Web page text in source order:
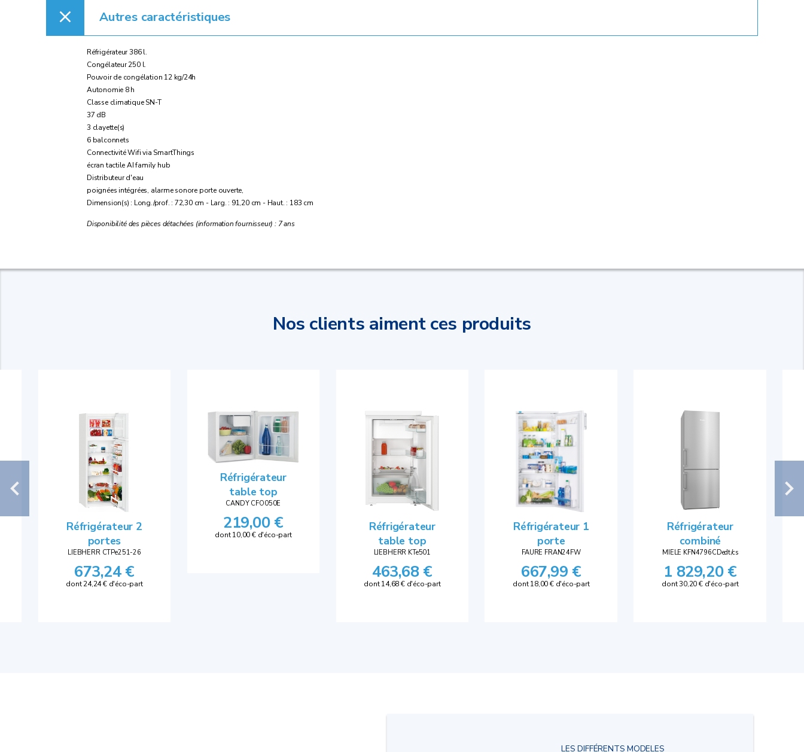
Autres caractéristiques
Réfrigérateur 386 l.
Congélateur 250 l.
Pouvoir de congélation 12 kg/24h
Autonomie 8 h
Classe climatique SN-T
37 dB
3 clayette(s)
6 balconnets
Connectivité Wifi via SmartThings
écran tactile AI family hub
Distributeur d'eau
poignées intégrées, alarme sonore porte ouverte,
Dimension(s) : Long./prof. : 72,30 cm - Larg. : 91,20 cm - Haut. : 183 cm
Disponibilité des pièces détachées (information fournisseur) : 7 ans
Nos clients aiment ces produits
Réfrigérateur 2
portes
LIEBHERR CTPe251-26
673,24 €
dont 24,24 € d'éco-part
Réfrigérateur
table top
CANDY CFO050E
219,00 €
dont 10,00 € d'éco-part
Réfrigérateur
table top
LIEBHERR KTe501
463,68 €
dont 14,68 € d'éco-part
Réfrigérateur 1
porte
FAURE FRAN24FW
667,99 €
dont 18,00 € d'éco-part
Réfrigérateur
combiné
MIELE KFN4796CDedt/cs
1 829,20 €
dont 30,20 € d'éco-part
LES DIFFÉRENTS MODELES